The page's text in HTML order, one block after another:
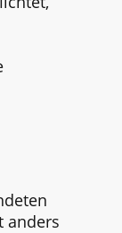
anders